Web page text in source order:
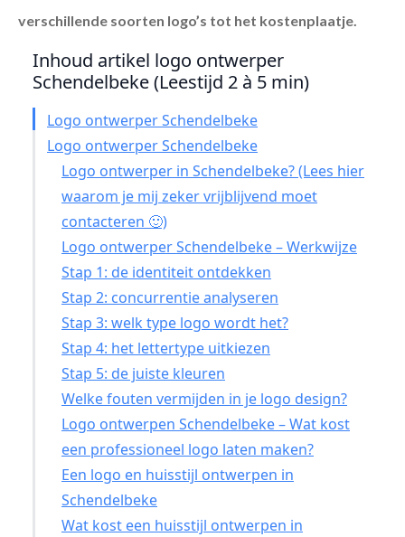
verschillende soorten logo’s tot het kostenplaatje.
Inhoud artikel logo ontwerper
Schendelbeke (Leestijd 2 à 5 min)
Logo ontwerper Schendelbeke
Logo ontwerper Schendelbeke
Logo ontwerper in Schendelbeke? (Lees hier
waarom je mij zeker vrijblijvend moet
contacteren 🙂)
Logo ontwerper Schendelbeke – Werkwijze
Stap 1: de identiteit ontdekken
Stap 2: concurrentie analyseren
Stap 3: welk type logo wordt het?
Stap 4: het lettertype uitkiezen
Stap 5: de juiste kleuren
Welke fouten vermijden in je logo design?
Logo ontwerpen Schendelbeke – Wat kost
een professioneel logo laten maken?
Een logo en huisstijl ontwerpen in
Schendelbeke
Wat kost een huisstijl ontwerpen in